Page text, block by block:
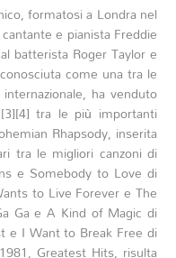
formatosi a Londra nel
e pianista Freddie
batterista Roger Taylor e
come una tra le
ha venduto
tra le più importanti
Rhapsody, inserita
tra le migliori canzoni di
e Somebody to Love di
to Live Forever e The
Ga e A Kind of Magic di
e I Want to Break Free di
Greatest Hits, risulta